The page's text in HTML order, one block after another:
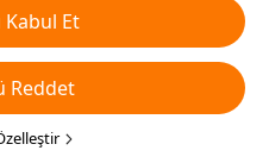
’Tümünü Reddedebilir' veya
veya gizlilik
hangi çerez türlerini kabul
istediğinizi seçebilirsiniz. Daha
Teknolojiler Politikamıza
Et
Reddet